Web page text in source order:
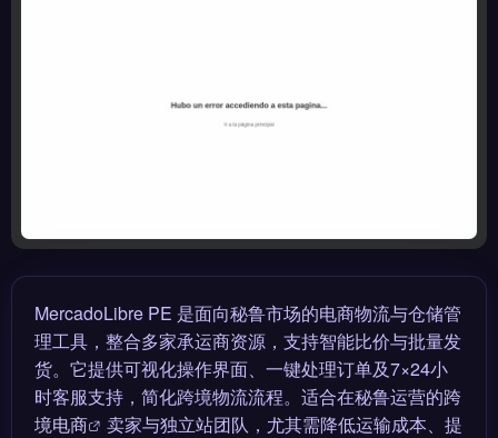
MercadoLibre PE 是面向秘鲁市场的电商物流与仓储管
理工具，整合多家承运商资源，支持智能比价与批量发
货。它提供可视化操作界面、一键处理订单及7×24小
时客服支持，简化跨境物流流程。适合在秘鲁运营的跨
境电商
卖家与独立站团队，尤其需降低运输成本、提